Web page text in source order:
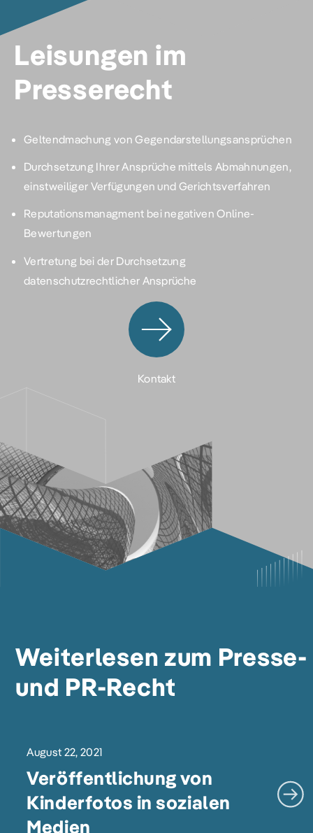
Leisungen im
Presserecht
Geltendmachung von Gegendarstellungsansprüchen
Durchsetzung Ihrer Ansprüche mittels Abmahnungen,
einstweiliger Verfügungen und Gerichtsverfahren
Reputationsmanagment bei negativen Online-
Bewertungen
Vertretung bei der Durchsetzung
datenschutzrechtlicher Ansprüche
Kontakt
Weiterlesen zum Presse-
und PR-Recht
August 22, 2021
Veröffentlichung von
Kinderfotos in sozialen
Medien